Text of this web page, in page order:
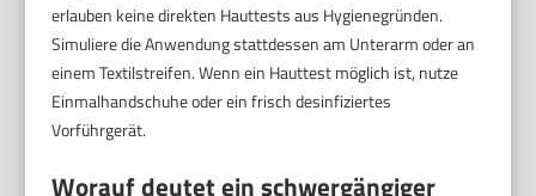
erlauben keine direkten Hauttests aus Hygienegründen.
Simuliere die Anwendung stattdessen am Unterarm oder an
einem Textilstreifen. Wenn ein Hauttest möglich ist, nutze
Einmalhandschuhe oder ein frisch desinfiziertes
Vorführgerät.
Worauf deutet ein schwergängiger